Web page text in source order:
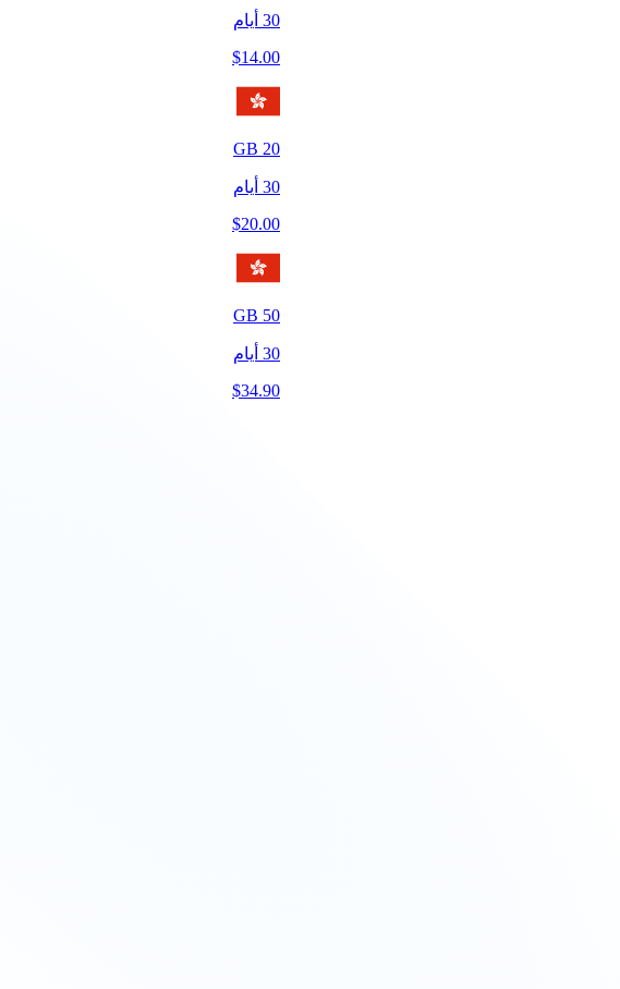
30 أيام
$14.00
20
30 أيام
$20.00
50
30 أيام
$34.90